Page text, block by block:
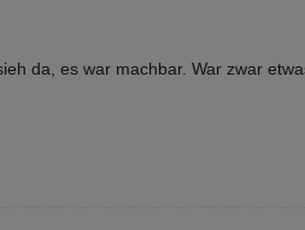
da, es war machbar. War zwar